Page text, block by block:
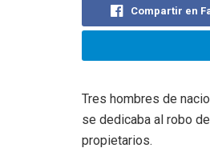
Compartir en
Tres hombres de
se dedicaba al robo
propietarios.